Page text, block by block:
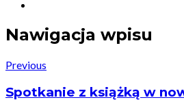
Nawigacja wpisu
Previous
Spotkanie z książką w